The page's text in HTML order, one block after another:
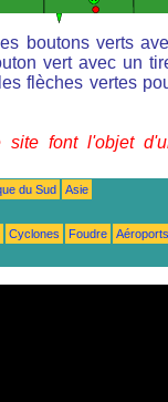
boutons verts
vert avec un
flèches vertes
site font l'objet
du Sud
Asie
Cyclones Foudre
Aéroports